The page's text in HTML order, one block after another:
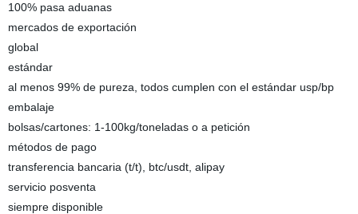
100% pasa aduanas
mercados de exportación
global
estándar
al menos 99% de pureza, todos cumplen con el estándar usp/bp
embalaje
bolsas/cartones: 1-100kg/toneladas o a petición
métodos de pago
transferencia bancaria (t/t), btc/usdt, alipay
servicio posventa
siempre disponible